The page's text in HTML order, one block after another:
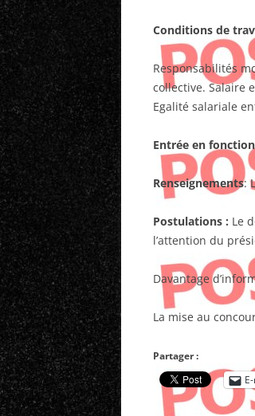
Conditions de
Responsabilités
collective. Salaire
Egalité salariale
Entrée en
Renseignements:
Postulations : Le
l’attention du
Davantage
La mise au
Partager :